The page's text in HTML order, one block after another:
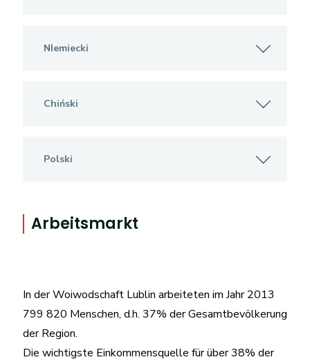
NIemiecki
Chiński
Polski
Arbeitsmarkt
In der Woiwodschaft Lublin arbeiteten im Jahr 2013
799 820 Menschen, d.h. 37% der Gesamtbevölkerung
der Region.
Die wichtigste Einkommensquelle für über 38% der